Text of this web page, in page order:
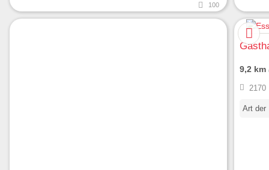
100
9,2 km
2170
Art der